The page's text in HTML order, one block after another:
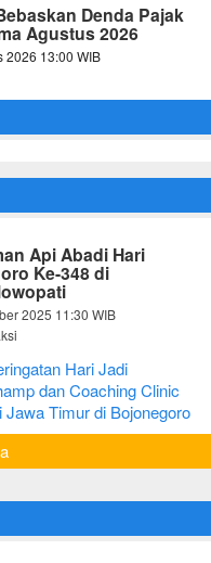
Denda Pajak
Agustus 2026
2026 13:00 WIB
Api Abadi Hari
Ke-348 di
2025 11:30 WIB
Hari Jadi
dan Coaching Clinic
Timur di Bojonegoro